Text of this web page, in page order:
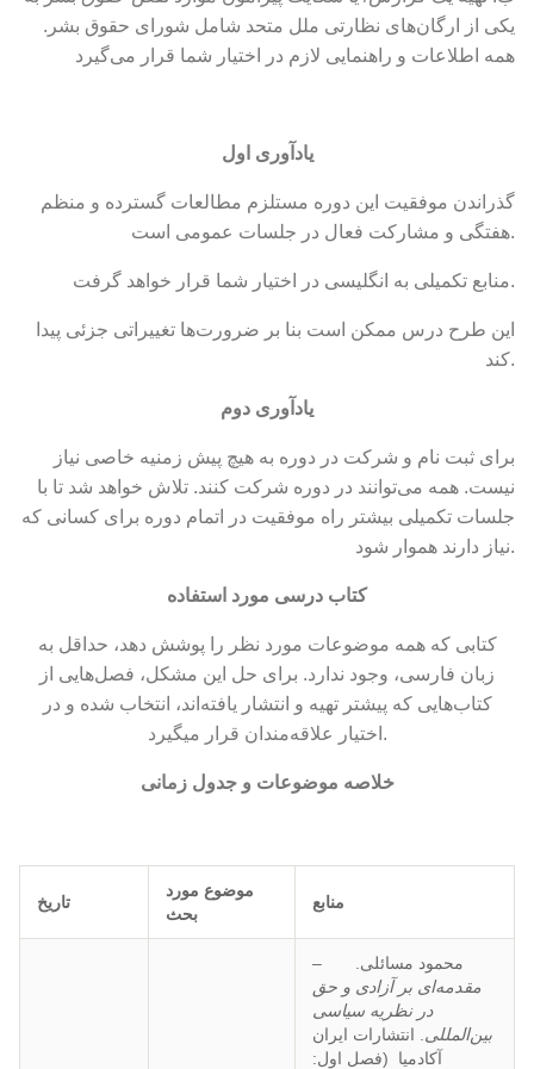
یکی از ارگان‌های نظارتی ملل متحد شامل شورای حقوق بشر.
همه اطلاعات و راهنمایی لازم در اختیار شما قرار می‌گیرد
یادآوری اول
گذراندن موفقیت این دوره مستلزم مطالعات گسترده و منظم
هفتگی و مشارکت فعال در جلسات عمومی است.
منابع تکمیلی به انگلیسی در اختیار شما قرار خواهد گرفت.
این طرح درس ممکن است بنا بر ضرورت‌ها تغییراتی جزئی پیدا
کند.
یادآوری دوم
برای ثبت نام و شرکت در دوره به هیچ پیش زمنیه خاصی نیاز
نیست. همه می‌توانند در دوره شرکت کنند. تلاش خواهد شد تا با
جلسات تکمیلی بیشتر راه موفقیت در اتمام دوره برای کسانی که
نیاز دارند هموار شود.
کتاب درسی مورد استفاده
کتابی که همه موضوعات مورد نظر را پوشش دهد، حداقل به
زبان فارسی، وجود ندارد. برای حل این مشکل، فصل‌هایی از
کتاب‌هایی که پیشتر تهیه و انتشار یافته‌اند، انتخاب شده و در
اختیار علاقه‌مندان قرار میگیرد.
خلاصه موضوعات و جدول زمانی
تاریخ
موضوع مورد
بحث
منابع
– محمود مسائلی.
مقدمه‌ای بر آزادی و حق
در نظریه سیاسی
بین‌المللی . انتشارات ایران
آکادمیا (فصل اول: